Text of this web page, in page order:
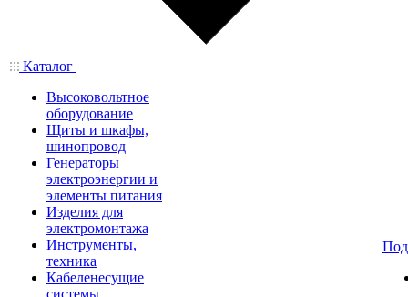
Каталог
Высоковольтное
оборудование
Щиты и шкафы,
шинопровод
Генераторы
электроэнергии и
элементы питания
Изделия для
электромонтажа
Инструменты,
техника
Кабеленесущие
системы